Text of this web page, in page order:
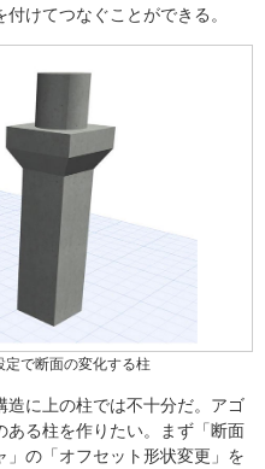
けてつなぐことができる。
定で断面の変化する柱
造に上の柱では不十分だ。アゴ
ある柱を作りたい。まず「断面
」の「オフセット形状変更」を